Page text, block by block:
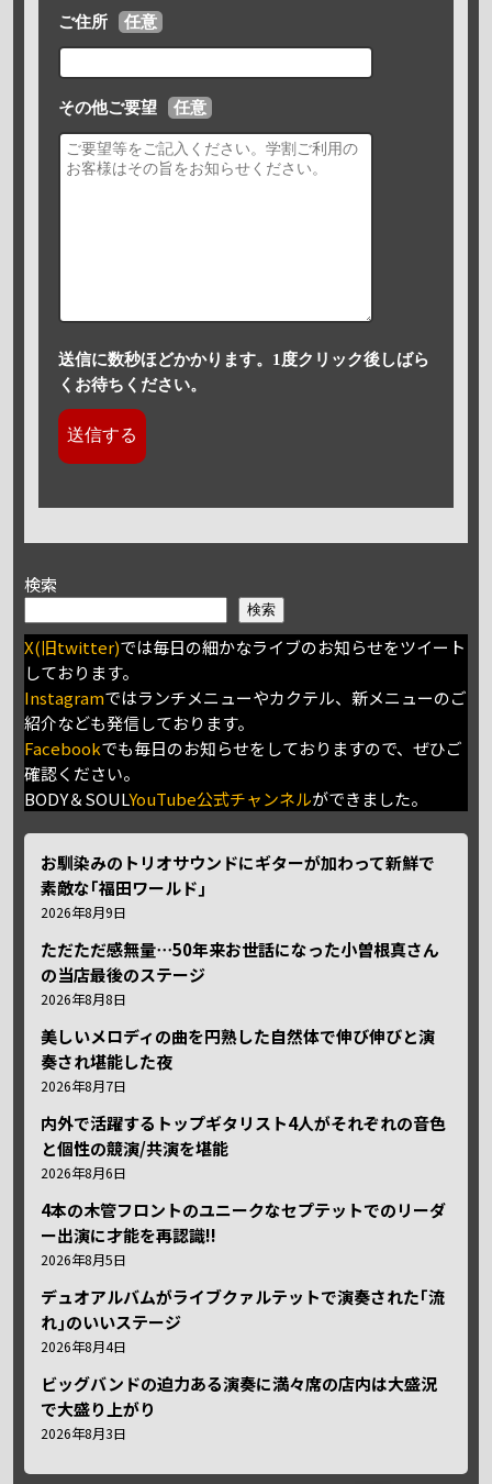
ご住所 任意
その他ご要望 任意
送信に数秒ほどかかります。1度クリック後しばら
くお待ちください。
検索
検索
X(旧twitter)では毎日の細かなライブのお知らせをツイート
しております。
Instagramではランチメニューやカクテル、新メニューのご
紹介なども発信しております。
Facebookでも毎日のお知らせをしておりますので、ぜひご
確認ください。
BODY＆SOULYouTube公式チャンネルができました。
お馴染みのトリオサウンドにギターが加わって新鮮で
素敵な｢福田ワールド｣
2026年8月9日
ただただ感無量⋯50年来お世話になった小曽根真さん
の当店最後のステージ
2026年8月8日
美しいメロディの曲を円熟した自然体で伸び伸びと演
奏され堪能した夜
2026年8月7日
内外で活躍するトップギタリスト4人がそれぞれの音色
と個性の競演/共演を堪能
2026年8月6日
4本の木管フロントのユニークなセプテットでのリーダ
ー出演に才能を再認識!!
2026年8月5日
デュオアルバムがライブクァルテットで演奏された｢流
れ｣のいいステージ
2026年8月4日
ビッグバンドの迫力ある演奏に満々席の店内は大盛況
で大盛り上がり
2026年8月3日